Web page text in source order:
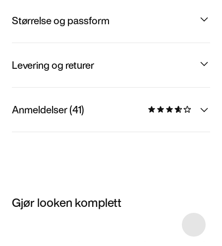
Størrelse og passform
Levering og returer
Anmeldelser (41)
Gjør looken komplett